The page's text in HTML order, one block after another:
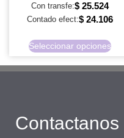
Con transfe:$ 25.524
Contado efect:$ 24.106
Seleccionar opciones
Contactanos